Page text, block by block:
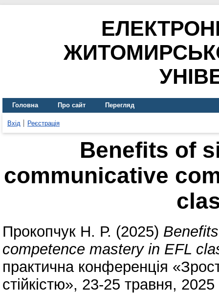
Головна Про сайт Перегляд
Вхід Реєстрація
Benefits of
communicative
Прокопчук Н. Р. (2025)
competence mastery in EFL
практична конференція
стійкістю», 23-25 травня,